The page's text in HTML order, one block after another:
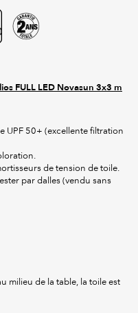
FULL LED Novasun 3x3 m
UPF 50+ (excellente filtration
de tension de toile.
par dalles (vendu sans
milieu de la table, la toile est